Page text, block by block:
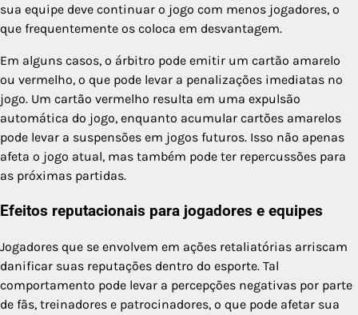
sua equipe deve continuar o jogo com menos jogadores, o
que frequentemente os coloca em desvantagem.
Em alguns casos, o árbitro pode emitir um cartão amarelo
ou vermelho, o que pode levar a penalizações imediatas no
jogo. Um cartão vermelho resulta em uma expulsão
automática do jogo, enquanto acumular cartões amarelos
pode levar a suspensões em jogos futuros. Isso não apenas
afeta o jogo atual, mas também pode ter repercussões para
as próximas partidas.
Efeitos reputacionais para jogadores e equipes
Jogadores que se envolvem em ações retaliatórias arriscam
danificar suas reputações dentro do esporte. Tal
comportamento pode levar a percepções negativas por parte
de fãs, treinadores e patrocinadores, o que pode afetar sua